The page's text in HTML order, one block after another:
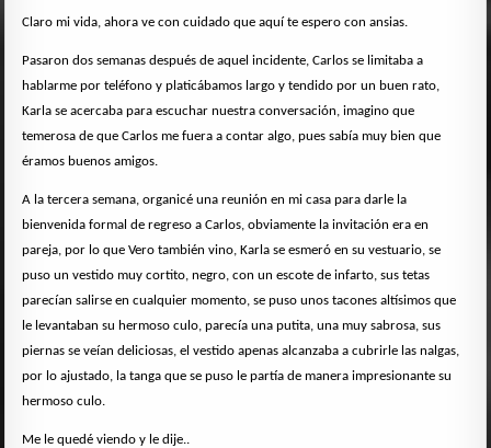
Claro mi vida, ahora ve con cuidado que aquí te espero con ansias.
Pasaron dos semanas después de aquel incidente, Carlos se limitaba a
hablarme por teléfono y platicábamos largo y tendido por un buen rato,
Karla se acercaba para escuchar nuestra conversación, imagino que
temerosa de que Carlos me fuera a contar algo, pues sabía muy bien que
éramos buenos amigos.
A la tercera semana, organicé una reunión en mi casa para darle la
bienvenida formal de regreso a Carlos, obviamente la invitación era en
pareja, por lo que Vero también vino, Karla se esmeró en su vestuario, se
puso un vestido muy cortito, negro, con un escote de infarto, sus tetas
parecían salirse en cualquier momento, se puso unos tacones altísimos que
le levantaban su hermoso culo, parecía una putita, una muy sabrosa, sus
piernas se veían deliciosas, el vestido apenas alcanzaba a cubrirle las nalgas,
por lo ajustado, la tanga que se puso le partía de manera impresionante su
hermoso culo.
Me le quedé viendo y le dije..